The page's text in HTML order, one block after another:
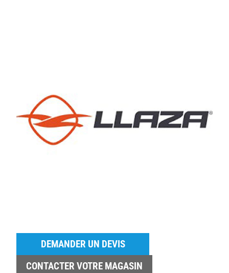
DEMANDER UN DEVIS
CONTACTER VOTRE MAGASIN